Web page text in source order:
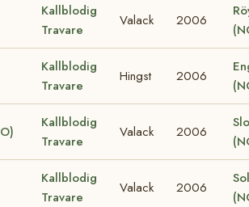
Kallblodig
Travare
Valack 2006
Kallblodig
Travare
Hingst 2006
Kallblodig
Travare
Valack 2006
Kallblodig
Travare
Valack 2006